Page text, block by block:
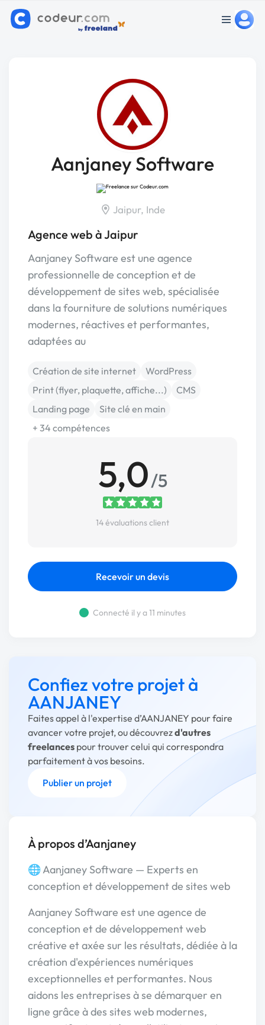
Aanjaney Software
Jaipur, Inde
Agence web à Jaipur
Aanjaney Software est une agence
professionnelle de conception et de
développement de sites web, spécialisée
dans la fourniture de solutions numériques
modernes, réactives et performantes,
adaptées au
Création de site internet
WordPress
Print (flyer, plaquette, affiche...)
CMS
Landing page
Site clé en main
+ 34 compétences
5,0/5
14 évaluations client
Recevoir un devis
Connecté il y a 11 minutes
Confiez votre projet à
AANJANEY
Faites appel à l'expertise d’AANJANEY pour faire
avancer votre projet, ou découvrezd'autres
freelances pour trouver celui qui correspondra
parfaitement à vos besoins.
Publier un projet
À propos d’Aanjaney
🌐 Aanjaney Software — Experts en
conception et développement de sites web
Aanjaney Software est une agence de
conception et de développement web
créative et axée sur les résultats, dédiée à la
création d'expériences numériques
exceptionnelles et performantes. Nous
aidons les entreprises à se démarquer en
ligne grâce à des sites web modernes,